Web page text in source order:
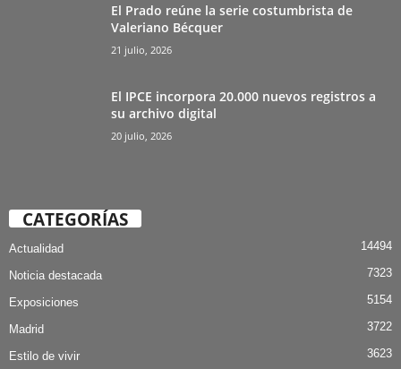
El Prado reúne la serie costumbrista de
Valeriano Bécquer
21 julio, 2026
El IPCE incorpora 20.000 nuevos registros a
su archivo digital
20 julio, 2026
CATEGORÍAS
Actualidad 14494
Noticia destacada 7323
Exposiciones 5154
Madrid 3722
Estilo de vivir 3623